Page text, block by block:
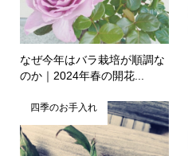
なぜ今年はバラ栽培が順調な
のか｜2024年春の開花...
四季のお手入れ